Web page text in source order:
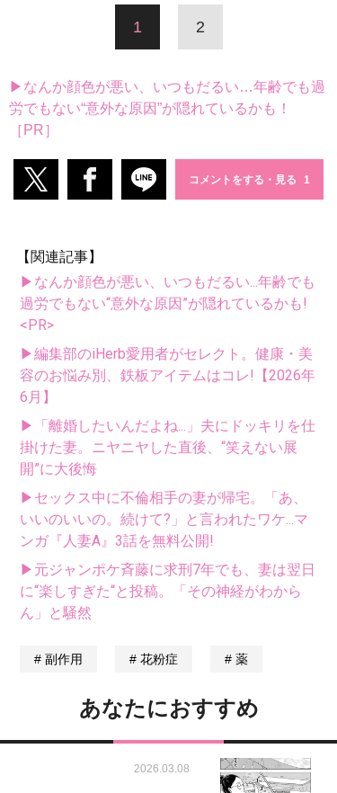
1 2
▶なんか顔色が悪い、いつもだるい…年齢でも過
労でもない“意外な原因”が隠れているかも！
［PR］
コメントをする・見る
【関連記事】
▶なんか顔色が悪い、いつもだるい...年齢でも
過労でもない“意外な原因”が隠れているかも!
<PR>
▶編集部のiHerb愛用者がセレクト。健康・美
容のお悩み別、鉄板アイテムはコレ!【2026年
6月】
▶「離婚したいんだよね...」夫にドッキリを仕
掛けた妻。ニヤニヤした直後、“笑えない展
開”に大後悔
▶セックス中に不倫相手の妻が帰宅。「あ、
いいのいいの。続けて?」と言われたワケ...マ
ンガ『人妻A』3話を無料公開!
▶元ジャンポケ斉藤に求刑7年でも、妻は翌日
に“楽しすぎた“と投稿。「その神経がわから
ん」と騒然
副作用 花粉症 薬
あなたにおすすめ
2026.03.08